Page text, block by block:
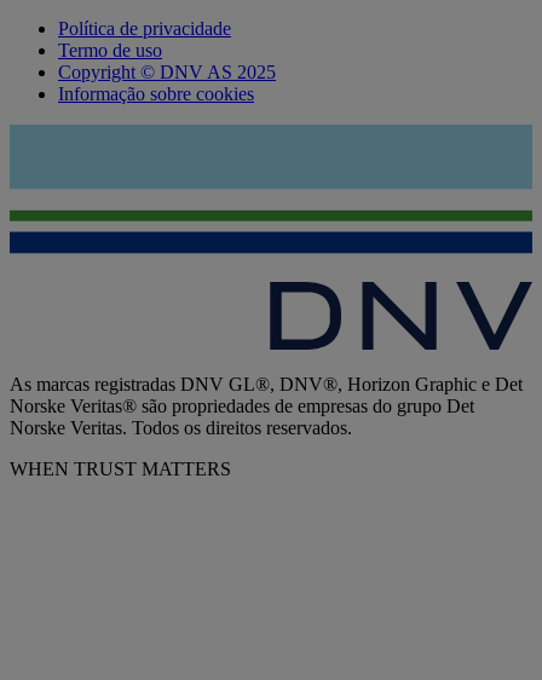
Política de privacidade
Termo de uso
Copyright © DNV AS 2025
Informação sobre cookies
As marcas registradas DNV GL®, DNV®, Horizon Graphic e Det
Norske Veritas® são propriedades de empresas do grupo Det
Norske Veritas. Todos os direitos reservados.
WHEN TRUST MATTERS